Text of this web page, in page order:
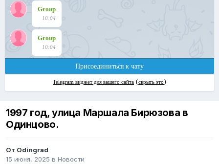
1997 год, улица Маршала Бирюзова в
Одинцово.
От Odingrad
15 июня, 2025 в Новости